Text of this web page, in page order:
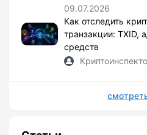
09.07.2026
Как отследить
транзакции: TXID,
средств